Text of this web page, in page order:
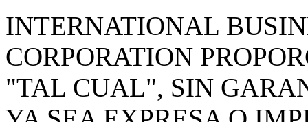
INTERNATIONAL
CORPORATION
"TAL CUAL", SIN